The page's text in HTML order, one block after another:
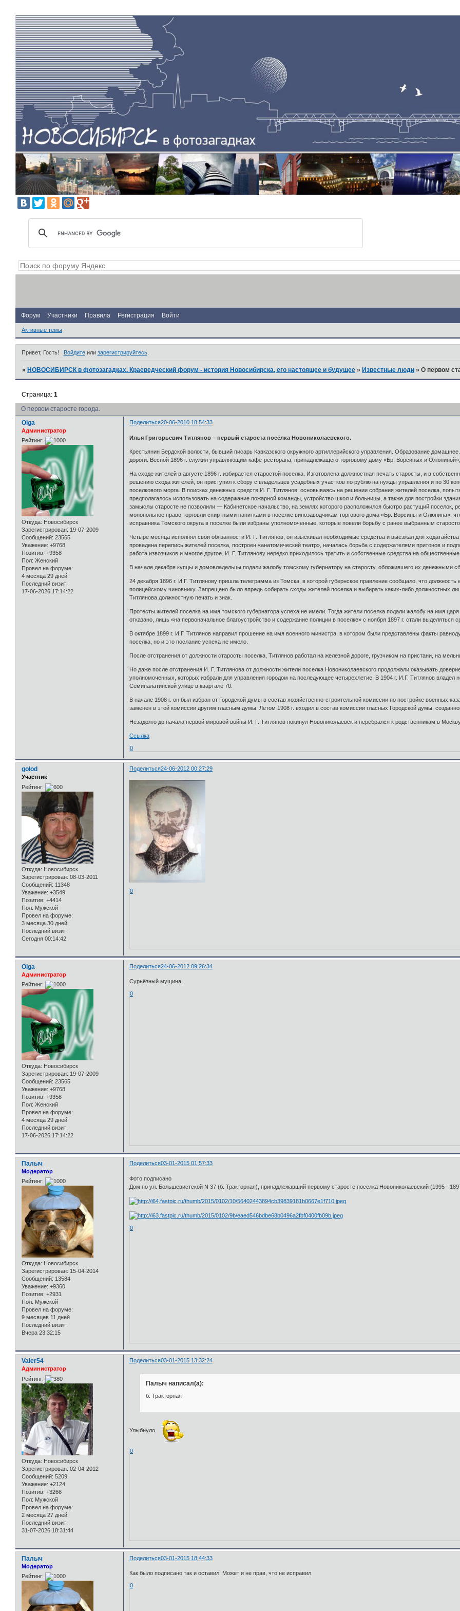
Форум Участники Правила Регистрация Войти
Активные темы
Привет, Гость! Войдитеили зарегистрируйтесь.
»НОВОСИБИРСК в фотозагадках. Краеведческий форум - история Новосибирска, его настоящее и будущее »Известные люди »О первом
О первом старосте города.
Страница:1
Поделиться20-06-2010 18:54:33
Olga
Администратор
Рейтинг:
Откуда: Новосибирск
Зарегистрирован: 19-07-2009
Сообщений: 23565
Уважение: +9768
Позитив: +9358
Пол: Женский
Провел на форуме:
4 месяца 29 дней
Последний визит:
17-06-2026 17:14:22
Илья Григорьевич Титлянов – первый староста посёлка Новониколаевского.
Крестьянин Бердской волости, бывший писарь Кавказского окружного артиллерийского управления. Образование
дороги. Весной 1896 г. служил управляющим кафе-ресторана, принадлежащего торговому дому «Бр. Ворсиных и
На сходе жителей в августе 1896 г. избирается старостой поселка. Изготовлена должностная печать старосты, и в
решению схода жителей, он приступил к сбору с владельцев усадебных участков по рублю на нужды управления и по 30
поселкового морга. В поисках денежных средств И. Г. Титлянов, основываясь на решении собрания жителей поселка,
предполагалось использовать на содержание пожарной команды, устройство школ и больницы, а также для постройки
замыслы старосте не позволили — Кабинетское начальство, на землях которого расположился быстро растущий поселок,
монопольное право торговли спиртными напитками в поселке винозаводчикам торгового дома «Бр. Ворсины и Олюнина»,
исправника Томского округа в поселке были избраны уполномоченные, которые повели борьбу с ранее выбранным
Четыре месяца исполнял свои обязанности И. Г. Титлянов, он изыскивал необходимые средства и выезжал для
проведена перепись жителей поселка, построен «анатомический театр», началась борьба с содержателями притонов и
работа извозчиков и многое другое. И. Г. Титлянову нередко приходилось тратить и собственные средства на
В начале декабря купцы и домовладельцы подали жалобу томскому губернатору на старосту, обложившего их денежными
24 декабря 1896 г. И.Г. Титлянову пришла телеграмма из Томска, в которой губернское правление сообщало, что
полицейскому чиновнику. Запрещено было впредь собирать сходы жителей поселка и выбирать каких-либо должностных
Титлянова должностную печать и знак.
Протесты жителей поселка на имя томского губернатора успеха не имели. Тогда жители поселка подали жалобу на имя
отказано, лишь «на первоначальное благоустройство и содержание полиции в поселке» с ноября 1897 г. стали выделяться
В октябре 1899 г. И.Г. Титлянов направил прошение на имя военного министра, в котором были представлены факты
поселка, но и это послание успеха не имело.
После отстранения от должности старосты поселка, Титлянов работал на железной дороге, грузчиком на пристани, на
Но даже после отстранения И. Г. Титлянова от должности жители поселка Новониколаевского продолжали оказывать
уполномоченных, которых избрали для управления городом на последующее четырехлетие. В 1904 г. И.Г. Титлянов
Семипалатинской улице в квартале 70.
В начале 1908 г. он был избран от Городской думы в состав хозяйственно-строительной комиссии по постройке военных
заменен в этой комиссии другим гласным думы. Летом 1908 г. входил в состав комиссии гласных Городской думы,
Незадолго до начала первой мировой войны И. Г. Титлянов покинул Новониколаевск и перебрался к родственникам в
Ссылка
0
Поделиться24-06-2012 00:27:29
golod
Участник
Рейтинг:
Откуда: Новосибирск
Зарегистрирован: 08-03-2011
Сообщений: 11348
Уважение: +3549
Позитив: +4414
Пол: Мужской
Провел на форуме:
3 месяца 30 дней
Последний визит:
Сегодня 00:14:42
0
Поделиться24-06-2012 09:26:34
Olga
Администратор
Рейтинг:
Откуда: Новосибирск
Зарегистрирован: 19-07-2009
Сообщений: 23565
Уважение: +9768
Позитив: +9358
Пол: Женский
Провел на форуме:
4 месяца 29 дней
Последний визит:
17-06-2026 17:14:22
Сурьёзный мущина.
0
Поделиться03-01-2015 01:57:33
Палыч
Модератор
Рейтинг:
Откуда: Новосибирск
Зарегистрирован: 15-04-2014
Сообщений: 13584
Уважение: +9360
Позитив: +2931
Пол: Мужской
Провел на форуме:
9 месяцев 11 дней
Последний визит:
Вчера 23:32:15
Фото подписано
Дом по ул. Большевистской N 37 (б. Тракторная), принадлежавший первому старосте поселка Новониколаевский (1995 -
0
Поделиться03-01-2015 13:32:24
Valer54
Администратор
Рейтинг:
Откуда: Новосибирск
Зарегистрирован: 02-04-2012
Сообщений: 5209
Уважение: +2124
Позитив: +3266
Пол: Мужской
Провел на форуме:
2 месяца 27 дней
Последний визит:
31-07-2026 18:31:44
Палыч написал(а):
б. Тракторная
Улыбнуло
0
Поделиться03-01-2015 18:44:33
Палыч
Модератор
Рейтинг:
Как было подписано так и оставил. Может и не прав, что не исправил.
0